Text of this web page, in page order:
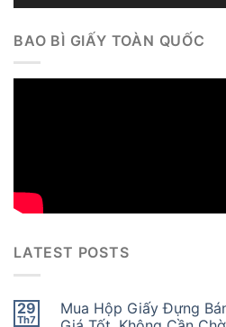
BAO BÌ GIẤY TOÀN QUỐC
LATEST POSTS
29
Th7
Mua Hộp Giấy Đựng